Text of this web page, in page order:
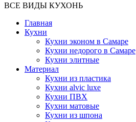
ВСЕ ВИДЫ КУХОНЬ
Главная
Кухни
Кухни эконом в Самаре
Кухни недорого в Самаре
Кухни элитные
Материал
Кухни из пластика
Кухни alvic luxe
Кухни ПВХ
Кухни матовые
Кухни из шпона